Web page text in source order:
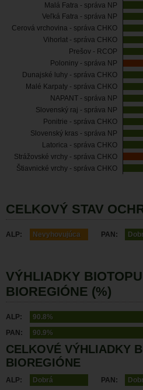
Malá Fatra - správa NP
Veľká Fatra - správa NP
Cerová vrchovina - správa CHKO
Vihorlat - správa CHKO
Prešov - RCOP
Poloniny - správa NP
Dunajské luhy - správa CHKO
Malé Karpaty - správa CHKO
NAPANT - správa NP
Slovenský raj - správa NP
Ponitrie - správa CHKO
Slovenský kras - správa NP
Latorica - správa CHKO
Strážovské vrchy - správa CHKO
Štiavnické vrchy - správa CHKO
CELKOVÝ STAV
ALP: Nevyhovujúca PAN:
VÝHLIADKY
BIOREGIÓNE (%)
ALP:
90.8%
PAN:
90.9%
CELKOVÉ VÝHLIADKY
BIOREGIÓNE
ALP: Dobrá PAN: